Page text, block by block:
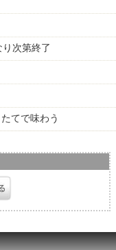
次第終了
てで味わう